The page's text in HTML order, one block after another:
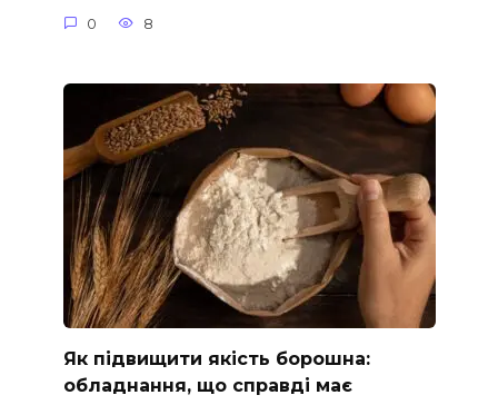
0 8
Як підвищити якість борошна:
обладнання, що справді має